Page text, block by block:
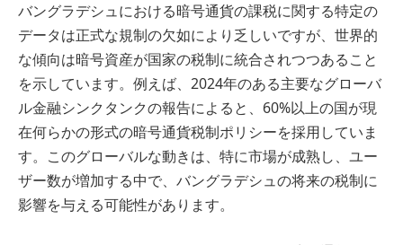
バングラデシュにおける暗号通貨の課税に関する特定の
データは正式な規制の欠如により乏しいですが、世界的
な傾向は暗号資産が国家の税制に統合されつつあること
を示しています。例えば、2024年のある主要なグローバ
ル金融シンクタンクの報告によると、60%以上の国が現
在何らかの形式の暗号通貨税制ポリシーを採用していま
す。このグローバルな動きは、特に市場が成熟し、ユー
ザー数が増加する中で、バングラデシュの将来の税制に
影響を与える可能性があります。